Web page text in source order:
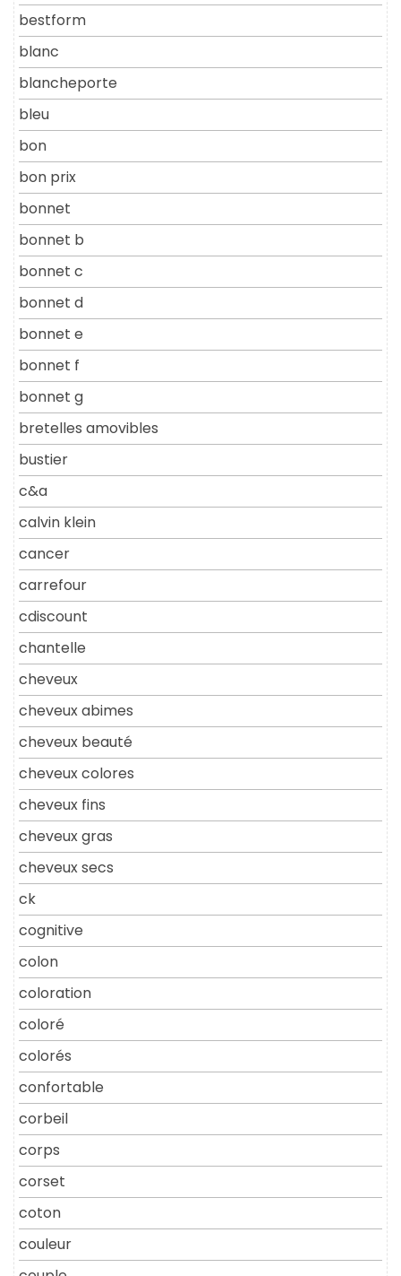
bestform
blanc
blancheporte
bleu
bon
bon prix
bonnet
bonnet b
bonnet c
bonnet d
bonnet e
bonnet f
bonnet g
bretelles amovibles
bustier
c&a
calvin klein
cancer
carrefour
cdiscount
chantelle
cheveux
cheveux abimes
cheveux beauté
cheveux colores
cheveux fins
cheveux gras
cheveux secs
ck
cognitive
colon
coloration
coloré
colorés
confortable
corbeil
corps
corset
coton
couleur